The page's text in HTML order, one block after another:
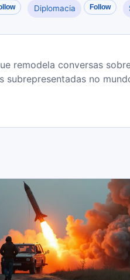
Diplomacia Follow
remodela conversas
no